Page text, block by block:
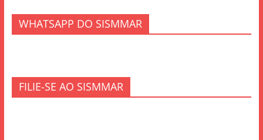
WHATSAPP DO SISMMAR
FILIE-SE AO SISMMAR